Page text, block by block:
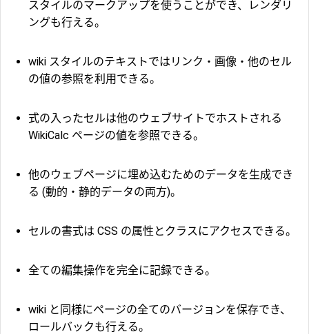
スタイルのマークアップを使うことができ、レンダリ
ングも行える。
wiki スタイルのテキストではリンク・画像・他のセル
の値の参照を利用できる。
式の入ったセルは他のウェブサイトでホストされる
WikiCalc ページの値を参照できる。
他のウェブページに埋め込むためのデータを生成でき
る (動的・静的データの両方)。
セルの書式は CSS の属性とクラスにアクセスできる。
全ての編集操作を完全に記録できる。
wiki と同様にページの全てのバージョンを保存でき、
ロールバックも行える。